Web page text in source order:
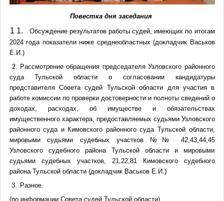
Повестка дня заседания
1 1. Обсуждение результатов работы судей, имеющих по итогам
2024 года показатели ниже среднеобластных (докладчик Васьков
Е.И.)
2. Рассмотрение обращения председателя Узловского районного
суда Тульской области о согласовании кандидатуры
представителя Совета судей Тульской области для участия в
работе комиссии по проверки достоверности и полноты сведений о
доходах, расходах, об имуществе и обязательствах
имущественного характера, предоставляемых судьями Узловского
районного суда и Кимовского районного суда Тульской области,
мировыми судьями судебных участков №№ 42,43,44,45
Узловского судебного района Тульской области и мировыми
судьями судебных участков, 21,22,81 Кимовского судебного
района Тульской области (докладчик Васьков Е.И.)
3. Разное.
(по информации Совета судей Тульской области)